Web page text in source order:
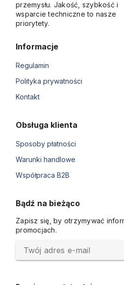
przemysłu. Jakość, szybkość i
wsparcie techniczne to nasze
priorytety.
Informacje
Regulamin
Polityka prywatności
Kontakt
Obsługa klienta
Sposoby płatności
Warunki handlowe
Współpraca B2B
Bądź na bieżąco
Zapisz się, by otrzymywać
promocjach.
Twój adres e-mail